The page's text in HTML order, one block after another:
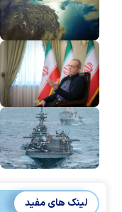
لینک های مفید